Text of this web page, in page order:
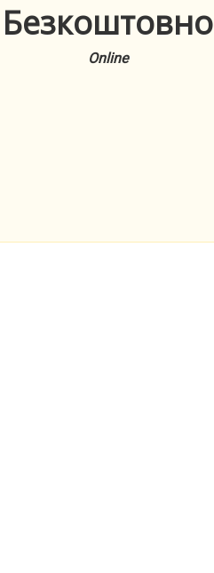
Безкоштовно
Online